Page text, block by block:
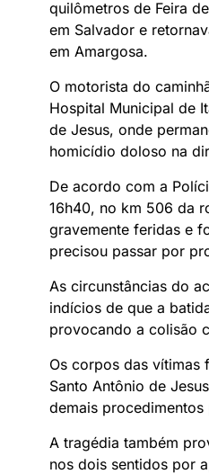
quilômetros de Feira
em Salvador e
em Amargosa.
O motorista do
Hospital Municipal de
de Jesus, onde
homicídio doloso na
De acordo com a
16h40, no km 506 da
gravemente feridas e
precisou passar por
As circunstâncias do
indícios de que a
provocando a colisão
Os corpos das vítimas
Santo Antônio de
demais procedimentos
A tragédia também
nos dois sentidos por